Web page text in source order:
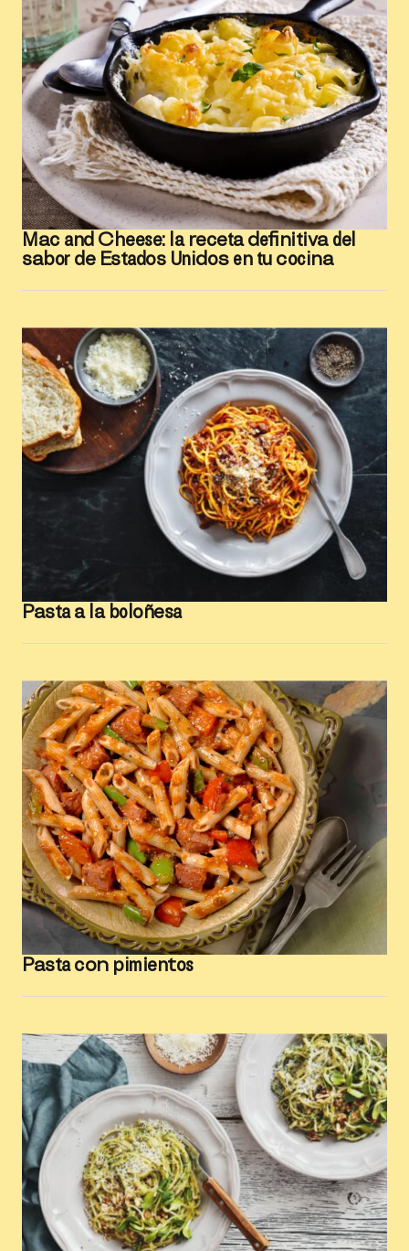
Mac and Cheese: la receta definitiva del
sabor de Estados Unidos en tu cocina
Pasta a la boloñesa
Pasta con pimientos